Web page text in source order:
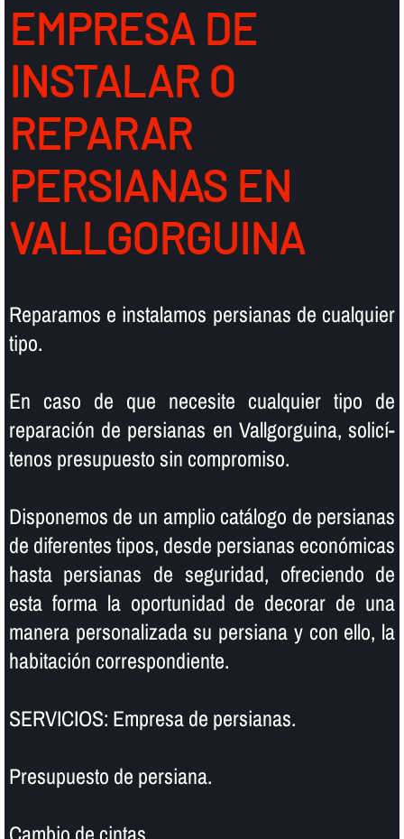
EMPRESA DE
INSTALAR O
REPARAR
PERSIANAS EN
VALLGORGUINA
Reparamos e instalamos persianas de cualquier
tipo.
En caso de que necesite cualquier tipo de
reparación de persianas en Vallgorguina, solicí­
tenos presupuesto sin compromiso.
Disponemos de un amplio catálogo de persianas
de diferentes tipos, desde persianas económicas
hasta persianas de seguridad, ofreciendo de
esta forma la oportunidad de decorar de una
manera personalizada su persiana y con ello, la
habitación correspondiente.
SERVICIOS: Empresa de persianas.
Presupuesto de persiana.
Cambio de cintas.